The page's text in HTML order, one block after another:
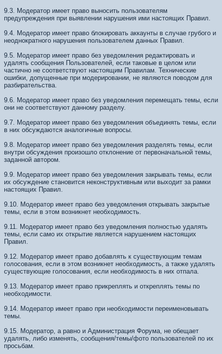
9.3. Модератор имеет право выносить пользователям
предупреждения при выявлении нарушения ими настоящих Правил.
9.4. Модератор имеет право блокировать аккаунты в случае грубого и
неоднократного нарушения пользователем данных Правил.
9.5. Модератор имеет право без уведомления редактировать и
удалять сообщения Пользователей, если таковые в целом или
частично не соответствуют настоящим Правилам. Технические
ошибки, допущенные при модерировании, не являются поводом для
разбирательства.
9.6. Модератор имеет право без уведомления перемещать темы, если
они не соответствуют данному разделу.
9.7. Модератор имеет право без уведомления объединять темы, если
в них обсуждаются аналогичные вопросы.
9.8. Модератор имеет право без уведомления разделять темы, если
внутри обсуждения произошло отклонение от первоначальной темы,
заданной автором.
9.9. Модератор имеет право без уведомления закрывать темы, если
их обсуждение становится неконструктивным или выходит за рамки
настоящих Правил.
9.10. Модератор имеет право без уведомления открывать закрытые
темы, если в этом возникнет необходимость.
9.11. Модератор имеет право без уведомления полностью удалять
темы, если само их открытие является нарушением настоящих
Правил.
9.12. Модератор имеет право добавлять к существующим темам
голосования, если в этом возникнет необходимость, а также удалять
существующие голосования, если необходимость в них отпала.
9.13. Модератор имеет право прикреплять и откреплять темы по
необходимости.
9.14. Модератор имеет право при необходимости переименовывать
темы.
9.15. Модератор, а равно и Администрация Форума, не обещает
удалять, либо изменять, сообщения/темы/фото пользователей по их
просьбам.